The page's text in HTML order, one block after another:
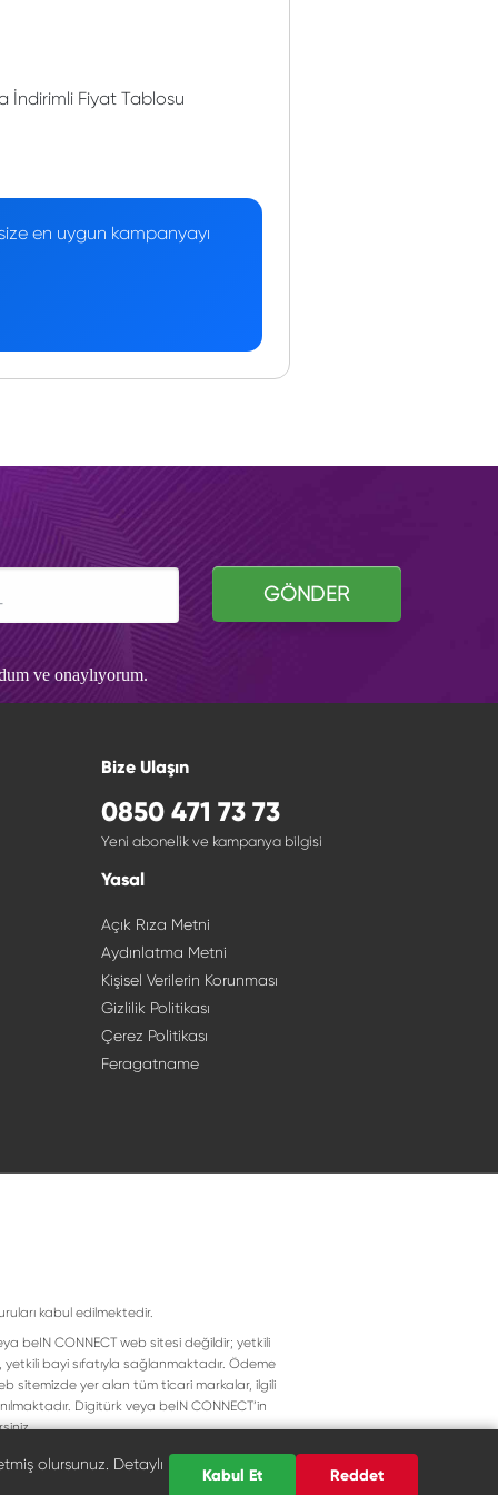
İndirimli Fiyat Tablosu
en uygun kampanyayı
GÖNDER
ve onaylıyorum.
Bize Ulaşın
0850 471 73 73
Yeni abonelik ve kampanya bilgisi
Yasal
Açık Rıza Metni
Aydınlatma Metni
Kişisel Verilerin Korunması
Gizlilik Politikası
Çerez Politikası
Feragatname
kabul edilmektedir.
beIN CONNECT web sitesi değildir; yetkili
yetkili bayi sıfatıyla sağlanmaktadır. Ödeme
sitemizde yer alan tüm ticari markalar, ilgili
Digitürk veya beIN CONNECT’in
olursunuz. Detaylı
Kabul Et Reddet